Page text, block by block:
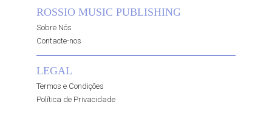
ROSSIO MUSIC PUBLISHING
Sobre Nós
Contacte-nos
LEGAL
Termos e Condições
Política de Privacidade